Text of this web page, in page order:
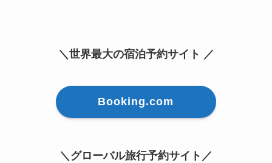
＼世界最大の宿泊予約サイト ／
Booking.com
＼グローバル旅行予約サイト／